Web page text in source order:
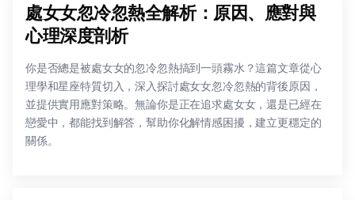
處女女忽冷忽熱全解析：原因、應對與
心理深度剖析
你是否總是被處女女的忽冷忽熱搞到一頭霧水？這篇文章從心
理學和星座特質切入，深入探討處女女忽冷忽熱的背後原因，
並提供實用應對策略。無論你是正在追求處女女，還是已經在
戀愛中，都能找到解答，幫助你化解情感困擾，建立更穩定的
關係。